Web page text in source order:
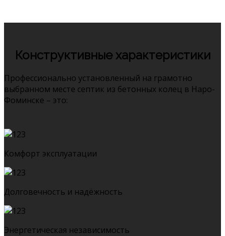
Конструктивные характеристики
Профессионально установленный на грамотно
выбранном месте септик из бетонных колец в Наро-
Фоминске – это:
Комфорт эксплуатации
Долговечность и надёжность
Энергетическая независимость